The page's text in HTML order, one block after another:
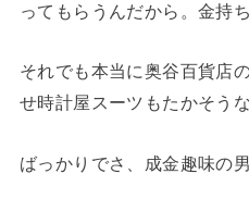
ってもらうんだから。金持
それでも本当に奥谷百貨店
せ時計屋スーツもたかそう
ばっかりでさ、成金趣味の